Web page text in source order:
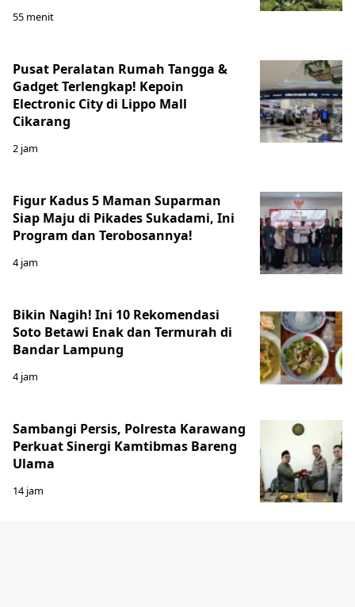
55 menit
Pusat Peralatan Rumah Tangga &
Gadget Terlengkap! Kepoin
Electronic City di Lippo Mall
Cikarang
2 jam
Figur Kadus 5 Maman Suparman
Siap Maju di Pikades Sukadami, Ini
Program dan Terobosannya!
4 jam
Bikin Nagih! Ini 10 Rekomendasi
Soto Betawi Enak dan Termurah di
Bandar Lampung
4 jam
Sambangi Persis, Polresta Karawang
Perkuat Sinergi Kamtibmas Bareng
Ulama
14 jam